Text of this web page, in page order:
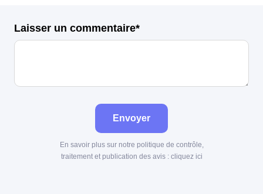
Laisser un commentaire*
Envoyer
En savoir plus sur notre politique de contrôle,
traitement et publication des avis : cliquez ici